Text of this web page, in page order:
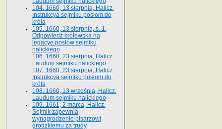
104. 1660, 13 sierpnia, Halicz.
Instrukcya sejmiku posłom do
króla
105. 1660, 13 sierpnia, s. 1.
Odpowiedź królewska na
legacyę posłów sejmiku
halickiego
106. 1660, 23 sierpnia, Halicz.
Laudum sejmiku halickiego
107. 1660, 23 sierpnia, Halicz.
Instrukcya sejmiku posłom do
króla
108. 1660, 13 września, Halicz.
Laudum sejmiku halickiego
109. 1661, 2 marca, Halicz.
Sejmik zapewnia
wynagrodzenie pisarzowi
grodzkiemu za trudy